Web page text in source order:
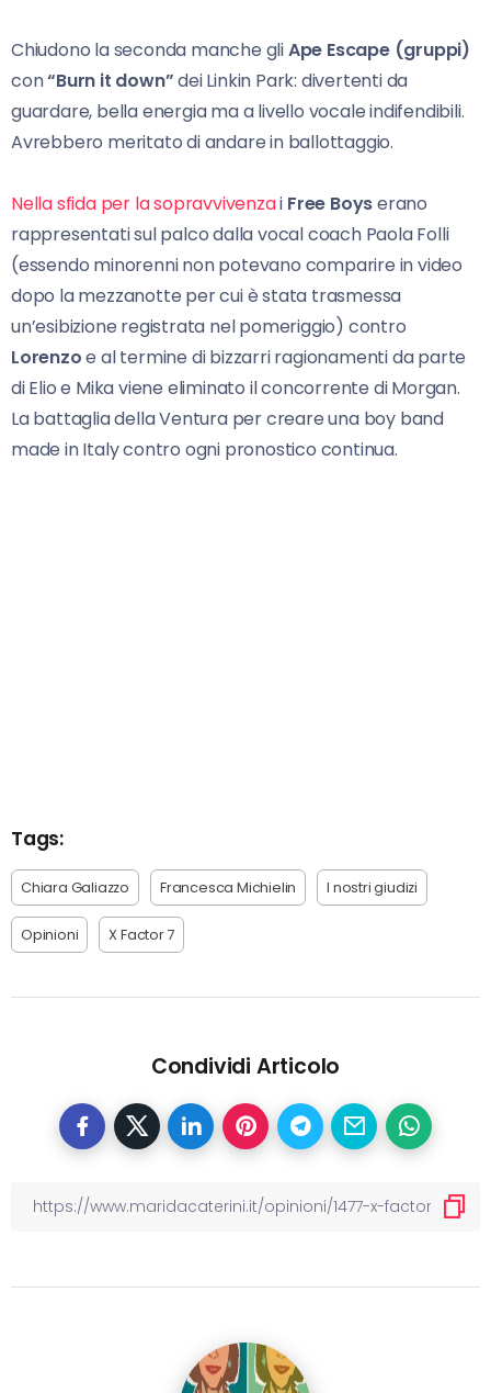
Chiudono la seconda manche gliApe Escape (gruppi)
con“Burn it down”dei Linkin Park: divertenti da
guardare, bella energia ma a livello vocale indifendibili.
Avrebbero meritato di andare in ballottaggio.
Nella sfida per la sopravvivenzai Free Boyserano
rappresentati sul palco dalla vocal coach Paola Folli
(essendo minorenni non potevano comparire in video
dopo la mezzanotte per cui è stata trasmessa
un’esibizione registrata nel pomeriggio) contro
Lorenzoe al termine di bizzarri ragionamenti da parte
di Elio e Mika viene eliminato il concorrente di Morgan.
La battaglia della Ventura per creare una boy band
made in Italy contro ogni pronostico continua.
Tags:
Chiara Galiazzo Francesca Michielin I nostri giudizi
Opinioni X Factor 7
Condividi Articolo